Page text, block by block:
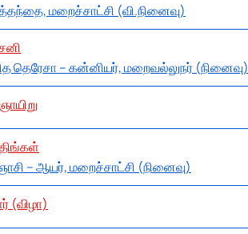
மறைச்சாட்சி (வி.நினைவு)
தெரேசா – கன்னியர், மறைவல்லுநர் (நினைவு)
– ஆயர், மறைச்சாட்சி (நினைவு)
(விழா)